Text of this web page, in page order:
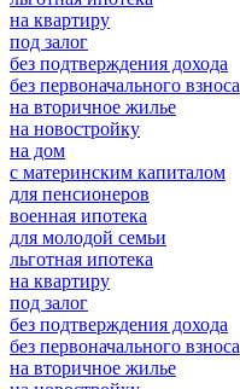
на квартиру
под залог
без подтверждения дохода
без первоначального взноса
на вторичное жилье
на новостройку
на дом
с материнским капиталом
для пенсионеров
военная ипотека
для молодой семьи
льготная ипотека
на квартиру
под залог
без подтверждения дохода
без первоначального взноса
на вторичное жилье